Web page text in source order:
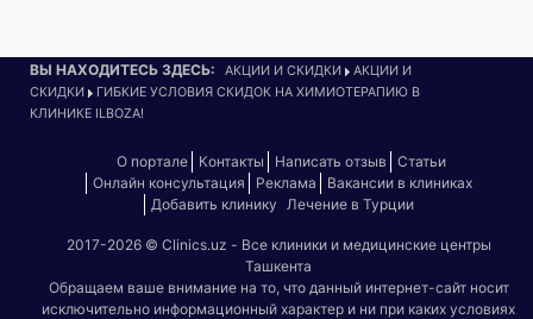
ВЫ НАХОДИТЕСЬ ЗДЕСЬ: АКЦИИ И СКИДКИ
АКЦИИ И
СКИДКИ
ГИБКИЕ УСЛОВИЯ СКИДОК НА ХИМИОТЕРАПИЮ В
КЛИНИКЕ ILBOZA!
О портале Контакты Написать отзыв
Статьи
Онлайн консультация
Реклама
Вакансии в клиниках
Добавить клинику
Лечение в Турции
2017-2026 © Clinics.uz - Все клиники и медицинские центры
Ташкента
Обращаем ваше внимание на то, что данный интернет-сайт носит
исключительно информационный характер и ни при каких условиях